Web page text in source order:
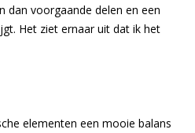
dan voorgaande delen en een
Het ziet ernaar uit dat ik het
elementen een mooie balans